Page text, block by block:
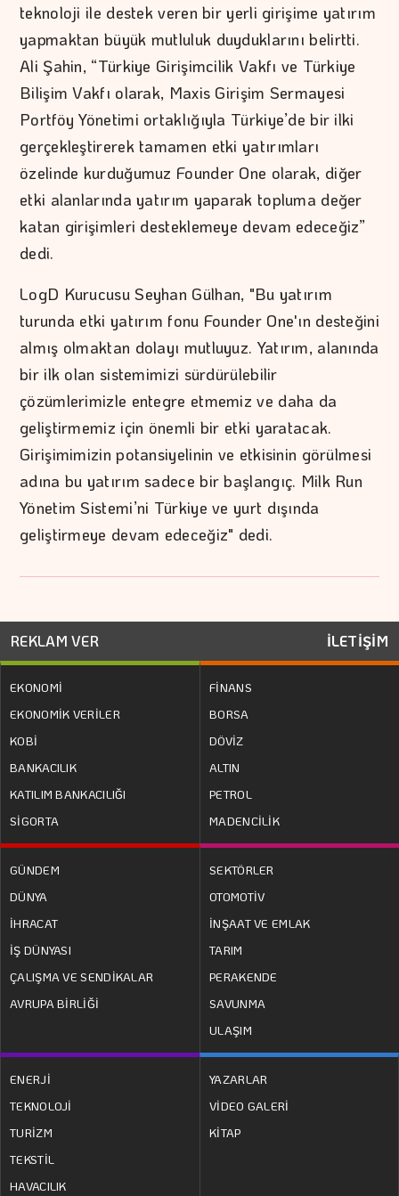
teknoloji ile destek veren bir yerli girişime yatırım
yapmaktan büyük mutluluk duyduklarını belirtti.
Ali Şahin, “Türkiye Girişimcilik Vakfı ve Türkiye
Bilişim Vakfı olarak, Maxis Girişim Sermayesi
Portföy Yönetimi ortaklığıyla Türkiye’de bir ilki
gerçekleştirerek tamamen etki yatırımları
özelinde kurduğumuz Founder One olarak, diğer
etki alanlarında yatırım yaparak topluma değer
katan girişimleri desteklemeye devam edeceğiz”
dedi.
LogD Kurucusu Seyhan Gülhan, "Bu yatırım
turunda etki yatırım fonu Founder One'ın desteğini
almış olmaktan dolayı mutluyuz. Yatırım, alanında
bir ilk olan sistemimizi sürdürülebilir
çözümlerimizle entegre etmemiz ve daha da
geliştirmemiz için önemli bir etki yaratacak.
Girişimimizin potansiyelinin ve etkisinin görülmesi
adına bu yatırım sadece bir başlangıç. Milk Run
Yönetim Sistemi’ni Türkiye ve yurt dışında
geliştirmeye devam edeceğiz" dedi.
REKLAM VER İLETİŞİM
EKONOMİ
EKONOMİK VERİLER
KOBİ
BANKACILIK
KATILIM BANKACILIĞI
SİGORTA
FİNANS
BORSA
DÖVİZ
ALTIN
PETROL
MADENCİLİK
GÜNDEM
DÜNYA
İHRACAT
İŞ DÜNYASI
ÇALIŞMA VE SENDİKALAR
AVRUPA BİRLİĞİ
SEKTÖRLER
OTOMOTİV
İNŞAAT VE EMLAK
TARIM
PERAKENDE
SAVUNMA
ULAŞIM
ENERJİ
TEKNOLOJİ
TURİZM
TEKSTİL
HAVACILIK
YAZARLAR
VİDEO GALERİ
KİTAP